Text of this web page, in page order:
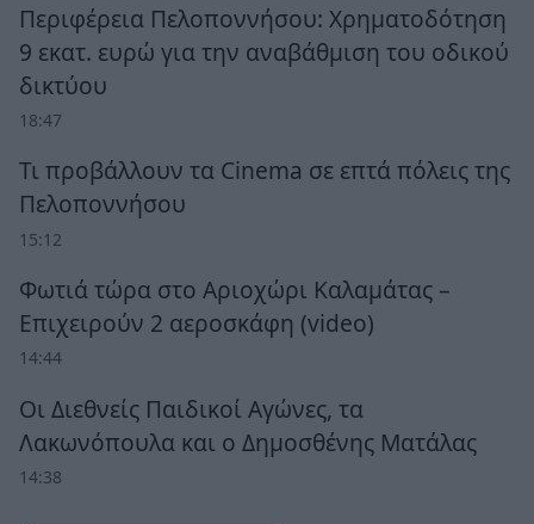
Περιφέρεια Πελοποννήσου: Χρηματοδότηση
9 εκατ. ευρώ για την αναβάθμιση του οδικού
δικτύου
18:47
Τι προβάλλουν τα Cinema σε επτά πόλεις της
Πελοποννήσου
15:12
Φωτιά τώρα στο Αριοχώρι Καλαμάτας –
Επιχειρούν 2 αεροσκάφη (video)
14:44
Οι Διεθνείς Παιδικοί Αγώνες, τα
Λακωνόπουλα και ο Δημοσθένης Ματάλας
14:38